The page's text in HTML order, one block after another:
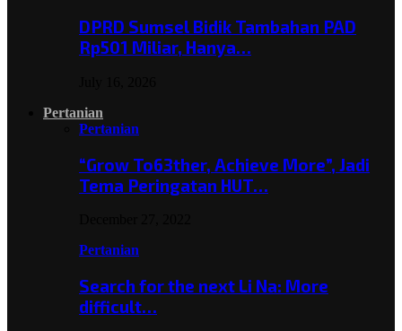
DPRD Sumsel Bidik Tambahan PAD
Rp501 Miliar, Hanya…
Pertanian
Pertanian
“Grow To63ther, Achieve More”, Jadi
Tema Peringatan HUT…
Pertanian
Search for the next Li Na: More
difficult…